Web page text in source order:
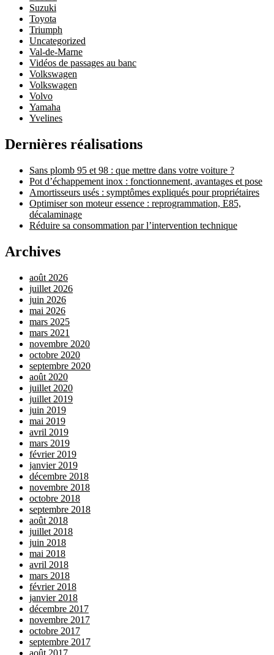
Suzuki
Toyota
Triumph
Uncategorized
Val-de-Marne
Vidéos de passages au banc
Volkswagen
Volkswagen
Volvo
Yamaha
Yvelines
Dernières réalisations
Sans plomb 95 et 98 : que mettre dans votre voiture ?
Pot d’échappement inox : fonctionnement, avantages et pose
Amortisseurs usés : symptômes expliqués pour propriétaires
Optimiser son moteur essence : reprogrammation, E85,
décalaminage
Réduire sa consommation par l’intervention technique
Archives
août 2026
juillet 2026
juin 2026
mai 2026
mars 2025
mars 2021
novembre 2020
octobre 2020
septembre 2020
août 2020
juillet 2020
juillet 2019
juin 2019
mai 2019
avril 2019
mars 2019
février 2019
janvier 2019
décembre 2018
novembre 2018
octobre 2018
septembre 2018
août 2018
juillet 2018
juin 2018
mai 2018
avril 2018
mars 2018
février 2018
janvier 2018
décembre 2017
novembre 2017
octobre 2017
septembre 2017
août 2017